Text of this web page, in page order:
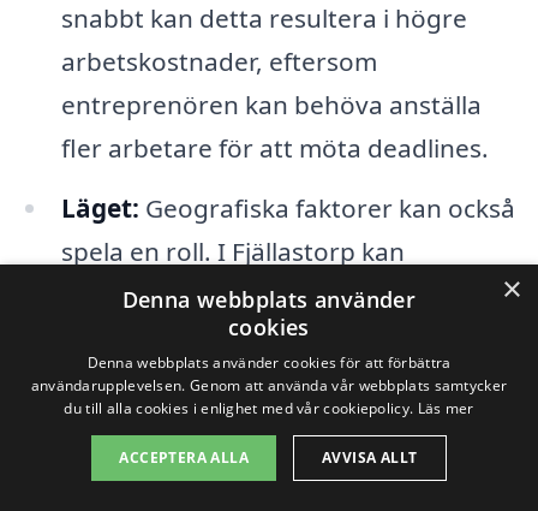
snabbt kan detta resultera i högre
arbetskostnader, eftersom
entreprenören kan behöva anställa
fler arbetare för att möta deadlines.
Läget: Geografiska faktorer kan också
spela en roll. I Fjällastorp kan
transportkostnader och lokal
arbetskrafts tillgång påverka priserna.
För att få en så noggrann uppskattning
som möjligt av priset på totalentreprenad
×
Denna webbplats använder
cookies
Denna webbplats använder cookies för att förbättra
användarupplevelsen. Genom att använda vår webbplats samtycker
du till alla cookies i enlighet med vår cookiepolicy. Läs mer
ACCEPTERA ALLA AVVISA ALLT